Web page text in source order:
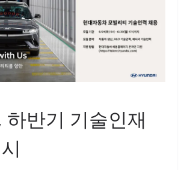
하반기 기술인재